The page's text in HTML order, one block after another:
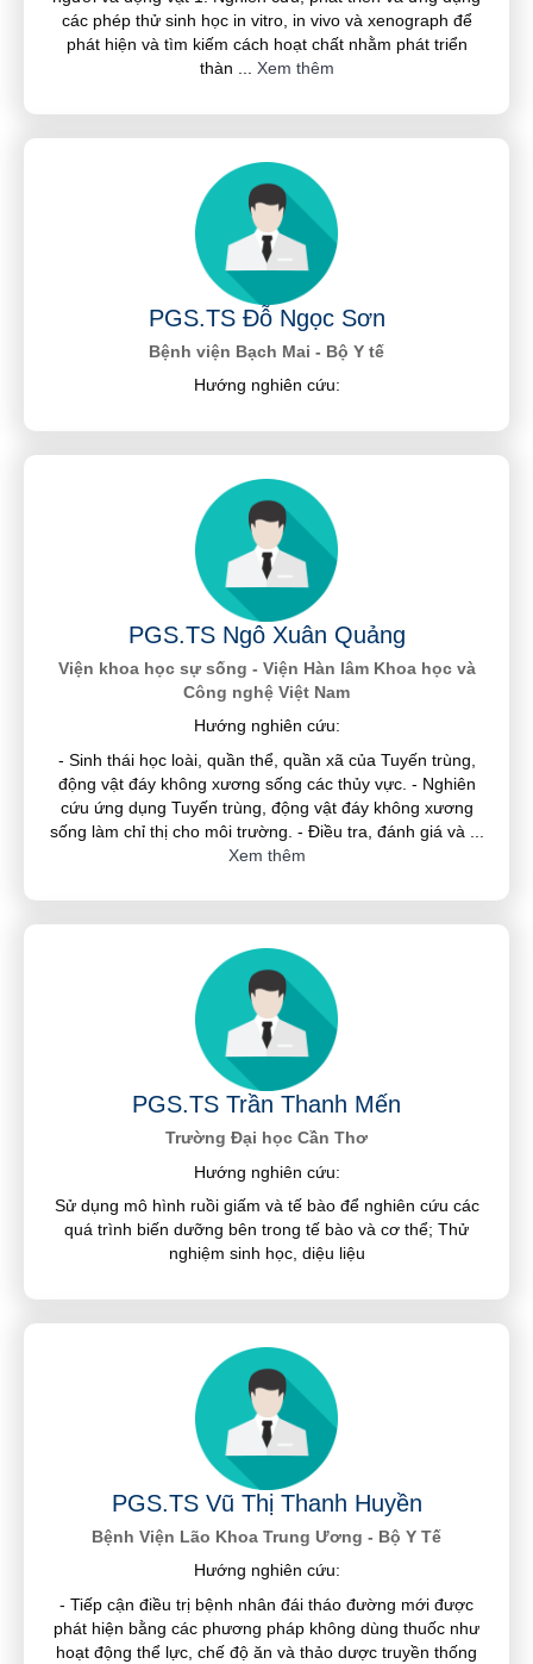
các phép thử sinh học in vitro, in vivo và xenograph để
phát hiện và tìm kiếm cách hoạt chất nhằm phát triển
thàn
Xem thêm
PGS.TS Đỗ Ngọc Sơn
Bệnh viện Bạch Mai - Bộ Y tế
Hướng nghiên cứu:
PGS.TS Ngô Xuân Quảng
Viện khoa học sự sống - Viện Hàn lâm Khoa học và
Công nghệ Việt Nam
Hướng nghiên cứu:
- Sinh thái học loài, quần thể, quần xã của Tuyến trùng,
động vật đáy không xương sống các thủy vực. - Nghiên
cứu ứng dụng Tuyến trùng, động vật đáy không xương
sống làm chỉ thị cho môi trường. - Điều tra, đánh giá và
Xem thêm
PGS.TS Trần Thanh Mến
Trường Đại học Cần Thơ
Hướng nghiên cứu:
Sử dụng mô hình ruồi giấm và tế bào để nghiên cứu các
quá trình biến dưỡng bên trong tế bào và cơ thể; Thử
nghiệm sinh học, diệu liệu
PGS.TS Vũ Thị Thanh Huyền
Bệnh Viện Lão Khoa Trung Ương - Bộ Y Tế
Hướng nghiên cứu:
- Tiếp cận điều trị bệnh nhân đái tháo đường mới được
phát hiện bằng các phương pháp không dùng thuốc như
hoạt động thể lực, chế độ ăn và thảo dược truyền thống